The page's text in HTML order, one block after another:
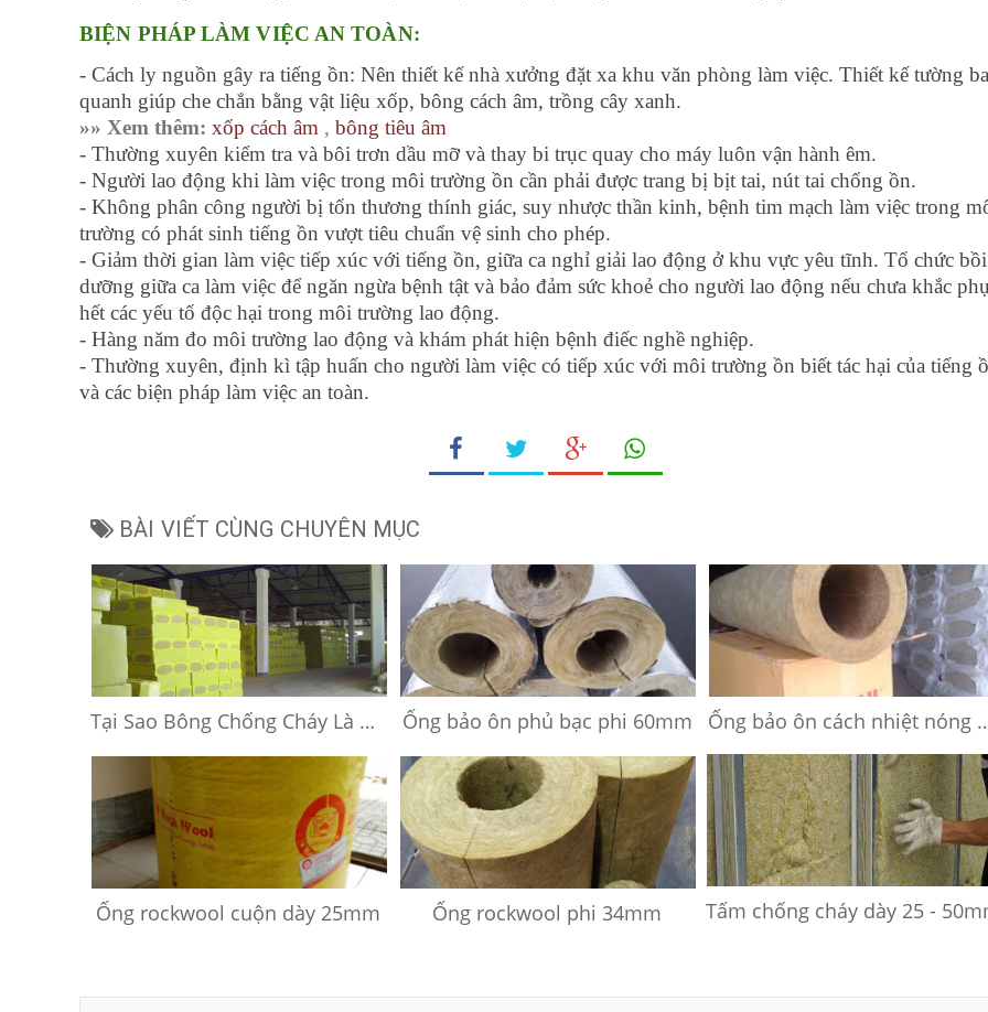
BIỆN PHÁP LÀM VIỆC AN TOÀN:
- Cách ly nguồn gây ra tiếng ồn: Nên thiết kế nhà xưởng đặt xa khu văn phòng làm việc. Thiết kế tường
quanh giúp che chắn bằng vật liệu xốp, bông cách âm, trồng cây xanh.
»» Xem thêm: xốp cách âm , bông tiêu âm
- Thường xuyên kiểm tra và bôi trơn dầu mỡ và thay bi trục quay cho máy luôn vận hành êm.
- Người lao động khi làm việc trong môi trường ồn cần phải được trang bị bịt tai, nút tai chống ồn.
- Không phân công người bị tổn thương thính giác, suy nhược thần kinh, bệnh tim mạch làm việc trong
trường có phát sinh tiếng ồn vượt tiêu chuẩn vệ sinh cho phép.
- Giảm thời gian làm việc tiếp xúc với tiếng ồn, giữa ca nghỉ giải lao động ở khu vực yêu tĩnh. Tổ chức bồi
dưỡng giữa ca làm việc để ngăn ngừa bệnh tật và bảo đảm sức khoẻ cho người lao động nếu chưa khắc
hết các yếu tố độc hại trong môi trường lao động.
- Hàng năm đo môi trường lao động và khám phát hiện bệnh điếc nghề nghiệp.
- Thường xuyên, định kì tập huấn cho người làm việc có tiếp xúc với môi trường ồn biết tác hại của tiếng
và các biện pháp làm việc an toàn.
BÀI VIẾT CÙNG CHUYÊN MỤC
Tại Sao Bông Chống Cháy Là Vật Liệu Quan Trọng Cho Xây Dựng Ống bảo ôn phủ bạc phi 60mm Ống bảo ôn cách
Ống rockwool cuộn dày 25mm Ống rockwool phi 34mm Tấm chống cháy dày 25 -